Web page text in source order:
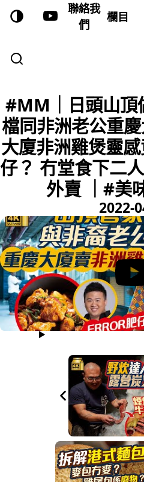
聯絡我
們
欄目
#MM｜日頭山頂
檔同非洲老公重
大廈非洲雞煲靈
仔？ 冇堂食下二
外賣 ｜#美
2022-